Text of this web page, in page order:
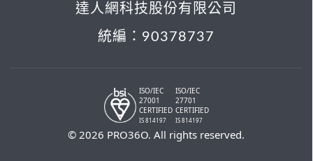
達人網科技股份有限公司
統編：90378737
ISO/IEC
27001
CERTIFIED
IS 814197
ISO/IEC
27701
CERTIFIED
IS 814197
© 2026 PRO36O. All rights reserved.